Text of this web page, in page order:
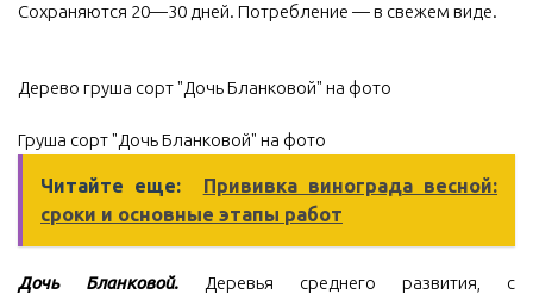
Сохраняются 20—30 дней. Потребление — в свежем виде.
Дерево груша сорт "Дочь Бланковой" на фото
Груша сорт "Дочь Бланковой" на фото
Читайте еще:
Прививка винограда весной:
сроки и основные этапы работ
Дочь Бланковой.
Деревья среднего развития, с